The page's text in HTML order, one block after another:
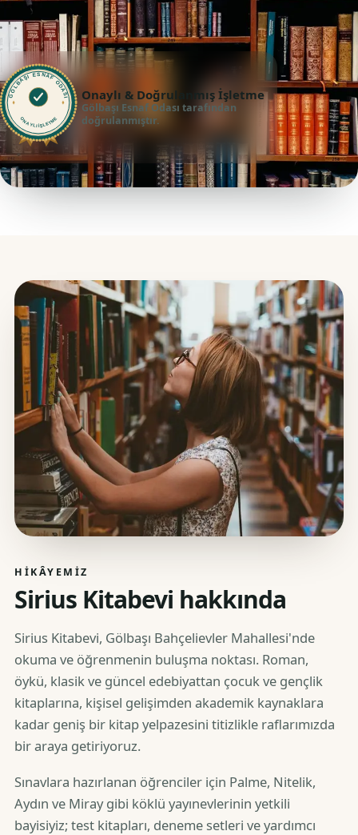
GÖLBAŞI ESNAF ODASI
ONAYLI İŞLETME
Onaylı & Doğrulanmış İşletme
Gölbaşı Esnaf Odası tarafından
doğrulanmıştır.
HIKÂYEMIZ
Sirius Kitabevi hakkında
Sirius Kitabevi, Gölbaşı Bahçelievler Mahallesi'nde
okuma ve öğrenmenin buluşma noktası. Roman,
öykü, klasik ve güncel edebiyattan çocuk ve gençlik
kitaplarına, kişisel gelişimden akademik kaynaklara
kadar geniş bir kitap yelpazesini titizlikle raflarımızda
bir araya getiriyoruz.
Sınavlara hazırlanan öğrenciler için Palme, Nitelik,
Aydın ve Miray gibi köklü yayınevlerinin yetkili
bayisiyiz; test kitapları, deneme setleri ve yardımcı